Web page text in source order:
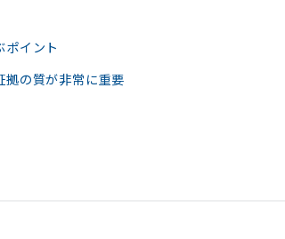
イント
拠の質が非常に重要